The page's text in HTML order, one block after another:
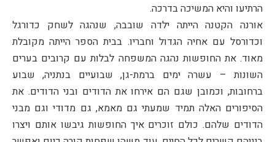
הרתיעו והיא המשיכה בדרכה.
אורנה הקטנה הייתה ילדה שובבה, שנהגה לשחק כדורגל
וכדורסל עם אחיה הגדול וחבריו. בבית הספר הייתה מקובלת
מאוד. את החופשות נהגה המשפחה לבלות עם קרובים בערים
השונות – עשרה ימים ברמת-גן, שבועיים בנתניה, שבוע
ברחובות, וכמובן שגם הם אירחו את הדודים ובני הדודים. את
הסיפורים האלה תמיד שמעתי גם מאמא, גם מדודי וגם מבני
הדודים שלהם. כולם זוכרים איך החופשות גיבשו אותם ויצרו